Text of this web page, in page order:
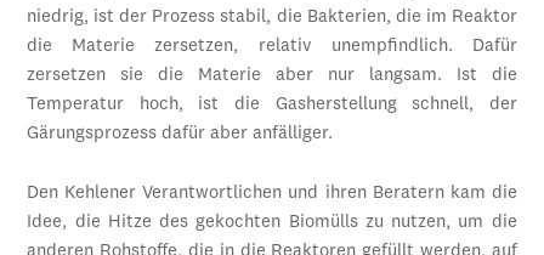
niedrig, ist der Prozess stabil, die Bakterien, die im Reaktor
die Materie zersetzen, relativ unempfindlich. Dafür
zersetzen sie die Materie aber nur langsam. Ist die
Temperatur hoch, ist die Gasherstellung schnell, der
Gärungsprozess dafür aber anfälliger.
Den Kehlener Verantwortlichen und ihren Beratern kam die
Idee, die Hitze des gekochten Biomülls zu nutzen, um die